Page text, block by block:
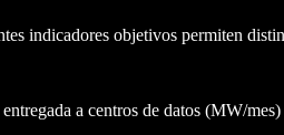
indicadores objetivos permiten
a centros de datos (MW/